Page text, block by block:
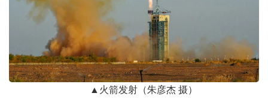
▲火箭发射（朱彦杰 摄）